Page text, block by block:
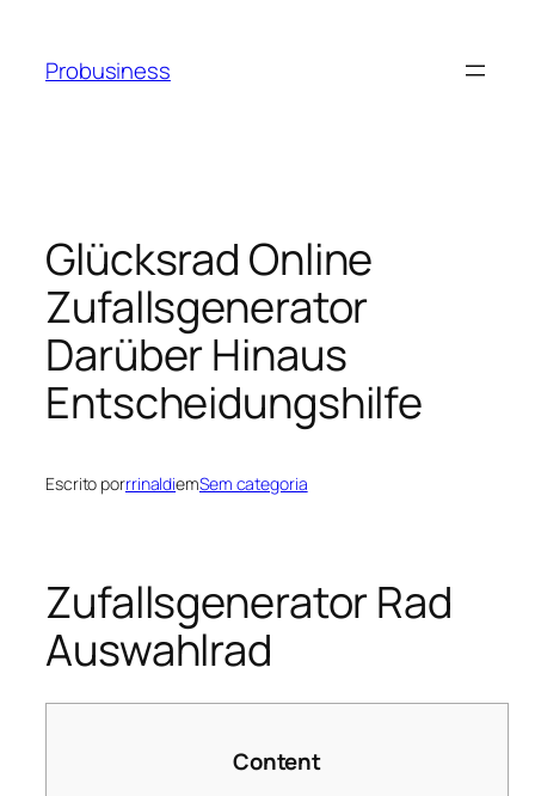
Probusiness
Glücksrad Online
Zufallsgenerator
Darüber Hinaus
Entscheidungshilfe
Escrito porrrinaldiemSem categoria
Zufallsgenerator Rad
Auswahlrad
Content